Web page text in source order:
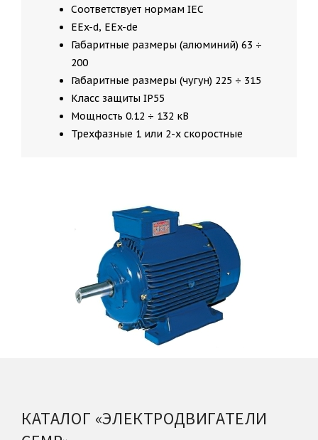
Соответствует нормам IEC
EEx-d, EEx-de
Габаритные размеры (алюминий) 63 ÷
200
Габаритные размеры (чугун) 225 ÷ 315
Класс защиты IP55
Мощность 0.12 ÷ 132 кВ
Трехфазные 1 или 2-х скоростные
КАТАЛОГ «ЭЛЕКТРОДВИГАТЕЛИ